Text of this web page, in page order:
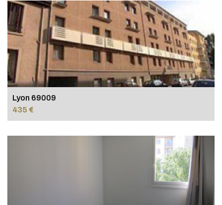
Lyon 69009
435 €